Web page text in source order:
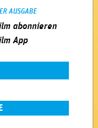
AUSGABE
abonnieren
App